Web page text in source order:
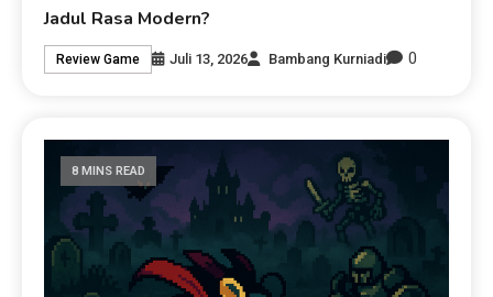
Jadul Rasa Modern?
Review Game Juli 13, 2026 Bambang Kurniadi 0
8 MINS READ